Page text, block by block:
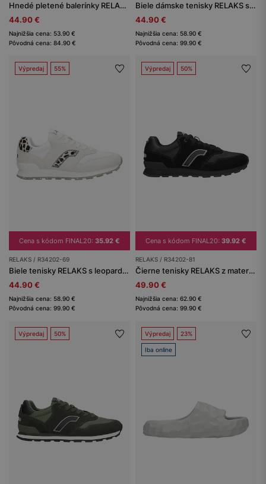
Hnedé pletené balerínky RELAKS s krížiacimi sa remienkami
44.90 €
Najnižšia cena: 53.90 €
Pôvodná cena: 84.90 €
Biele dámske tenisky RELAKS s aplikáciou v striebornej pantere
44.90 €
Najnižšia cena: 58.90 €
Pôvodná cena: 99.90 €
Výpredaj 55%
Cena s kódom FINAL20: 35.92 €
RELAKS / R34202-69
Biele tenisky RELAKS s leopardími prvkami
44.90 €
Najnižšia cena: 58.90 €
Pôvodná cena: 99.90 €
Výpredaj 50%
Cena s kódom FINAL20: 39.92 €
RELAKS / R34202-81
Čierne tenisky RELAKS z materiálu a semiš weluru
49.90 €
Najnižšia cena: 62.90 €
Pôvodná cena: 99.90 €
Výpredaj 50% Výpredaj 23%
Iba online